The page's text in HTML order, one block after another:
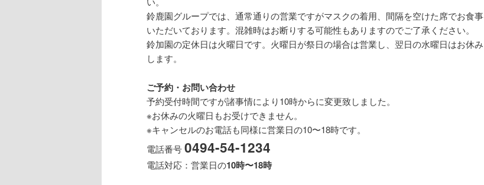
鈴鹿園グループでは、通常通りの営業ですがマスクの着用、間隔を空けた席でお食事
いただいております。混雑時はお断りする可能性もありますのでご了承ください。
鈴加園の定休日は火曜日です。火曜日が祭日の場合は営業し、翌日の水曜日はお休み
します。
ご予約・お問い合わせ
予約受付時間ですが諸事情により10時からに変更致しました。
※お休みの火曜日もお受けできません。
※キャンセルのお電話も同様に営業日の10〜18時です。
電話番号0494-54-1234
電話対応：営業日の10時〜18時